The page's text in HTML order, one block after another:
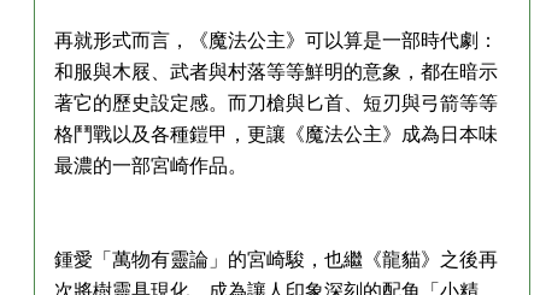
再就形式而言，《魔法公主》可以算是一部時代劇：
和服與木屐、武者與村落等等鮮明的意象，都在暗示
著它的歷史設定感。而刀槍與匕首、短刃與弓箭等等
格鬥戰以及各種鎧甲，更讓《魔法公主》成為日本味
最濃的一部宮崎作品。
鍾愛「萬物有靈論」的宮崎駿，也繼《龍貓》之後再
次將樹靈具現化、成為讓人印象深刻的配角「小精